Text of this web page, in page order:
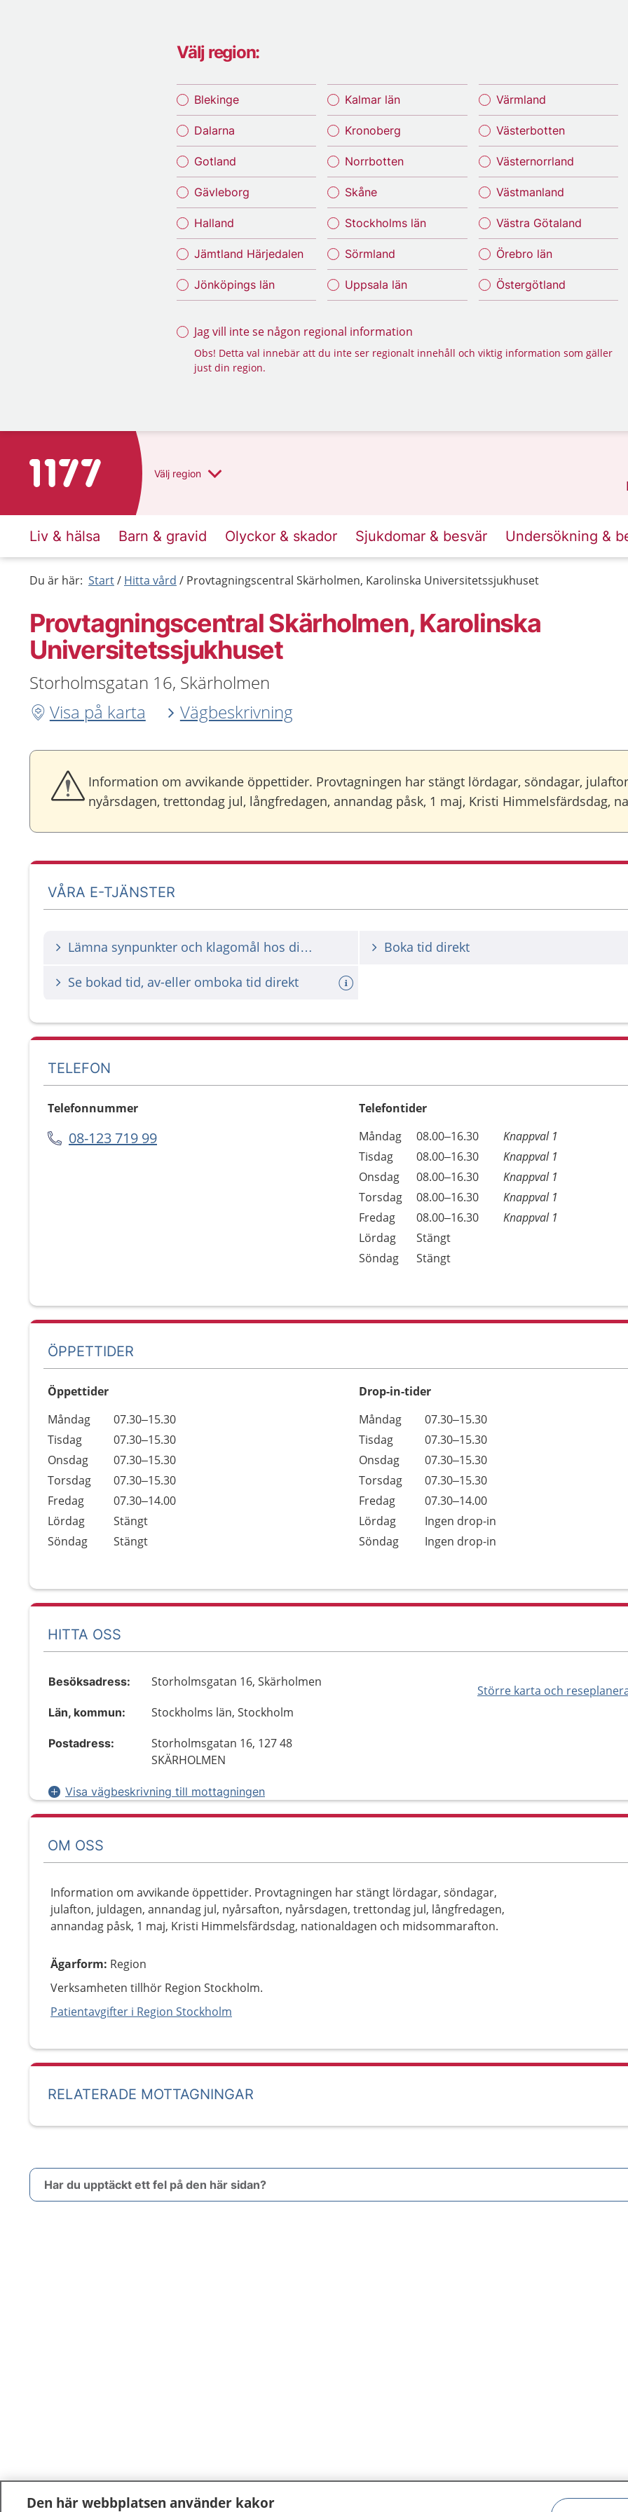
Välj region:
Blekinge
Dalarna
Gotland
Gävleborg
Halland
Jämtland Härjedalen
Jönköpings län
Kalmar län
Kronoberg
Norrbotten
Skåne
Stockholms län
Sörmland
Uppsala län
Värmland
Västerbotten
Västernorrland
Västmanland
Västra Götaland
Örebro län
Östergötland
Jag vill inte se någon regional information
Obs! Detta val innebär att du inte ser regionalt innehåll och viktig information som gäller
just din region.
Till startsidan för 1177 Välj region
Liv & hälsa Barn & gravid Olyckor & skador Sjukdomar & besvär Undersökning &
Du är här: Start Hitta vård Provtagningscentral Skärholmen, Karolinska Universitetssjukhuset
Provtagningscentral Skärholmen, Karolinska
Universitetssjukhuset
Storholmsgatan 16, Skärholmen
Visa på karta
Vägbeskrivning
Information om avvikande öppettider. Provtagningen har stängt lördagar, söndagar,
nyårsdagen, trettondag jul, långfredagen, annandag påsk, 1 maj, Kristi Himmelsfärdsdag,
VÅRA E-TJÄNSTER
Lämna synpunkter och klagomål hos din vårdgivare Boka tid direkt
Se bokad tid, av-eller omboka tid direkt
TELEFON
Telefonnummer
08-123 719 99
Telefontider
Dag
Öppettider
Kommentarer
Måndag 08.00–16.30
Knappval 1
Tisdag
08.00–16.30
Knappval 1
Onsdag
08.00–16.30
Knappval 1
Torsdag
08.00–16.30
Knappval 1
Fredag
08.00–16.30
Knappval 1
Lördag
Stängt
Söndag
Stängt
ÖPPETTIDER
Öppettider
Dag
Öppettider
Kommentarer
Måndag
07.30–15.30
Tisdag
07.30–15.30
Onsdag
07.30–15.30
Torsdag
07.30–15.30
Fredag
07.30–14.00
Lördag
Stängt
Söndag
Stängt
Drop-in-tider
Måndag
07.30–15.30
Tisdag
07.30–15.30
Onsdag
07.30–15.30
Torsdag
07.30–15.30
Fredag
07.30–14.00
Lördag
Ingen drop-in
Söndag
Ingen drop-in
HITTA OSS
Större karta och
Besöksadress: Storholmsgatan 16, Skärholmen
Län, kommun: Stockholms län, Stockholm
Postadress:
Storholmsgatan 16, 127 48
SKÄRHOLMEN
Visa vägbeskrivning till mottagningen
OM OSS
Information om avvikande öppettider. Provtagningen har stängt lördagar, söndagar,
julafton, juldagen, annandag jul, nyårsafton, nyårsdagen, trettondag jul, långfredagen,
annandag påsk, 1 maj, Kristi Himmelsfärdsdag, nationaldagen och midsommarafton.
Ägarform: Region
Verksamheten tillhör Region Stockholm.
Patientavgifter i Region Stockholm
RELATERADE MOTTAGNINGAR
Har du upptäckt ett fel på den här sidan?
Den här webbplatsen använder kakor